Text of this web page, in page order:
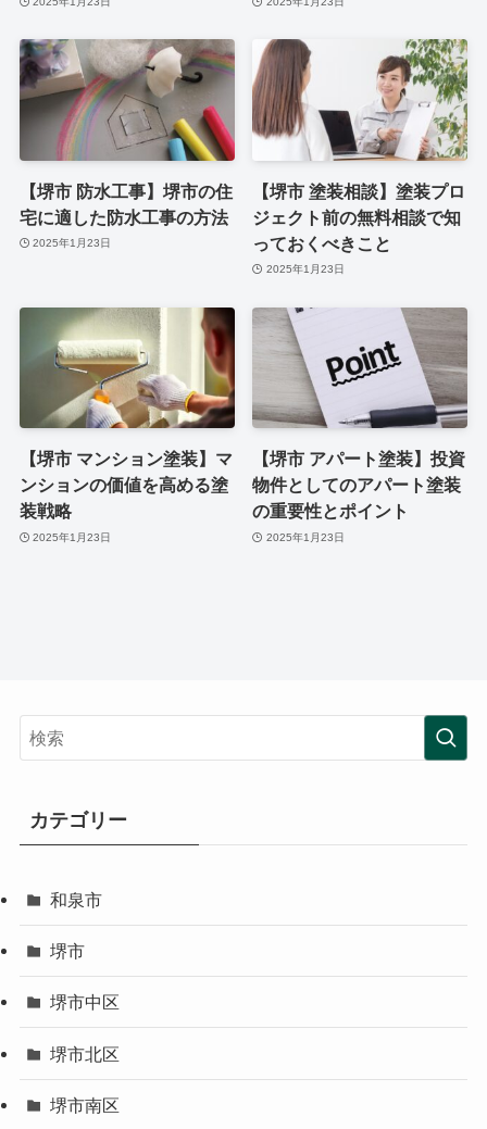
【堺市 防水工事】堺市の住
宅に適した防水工事の方法
2025年1月23日
【堺市 塗装相談】塗装プロ
ジェクト前の無料相談で知
っておくべきこと
2025年1月23日
【堺市 マンション塗装】マ
ンションの価値を高める塗
装戦略
2025年1月23日
【堺市 アパート塗装】投資
物件としてのアパート塗装
の重要性とポイント
2025年1月23日
カテゴリー
和泉市
堺市
堺市中区
堺市北区
堺市南区